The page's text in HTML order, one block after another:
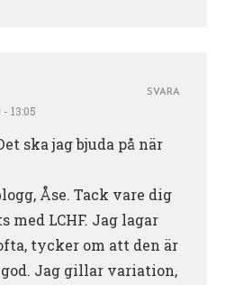
13:05
ska jag bjuda på när
Åse. Tack vare dig
med LCHF. Jag lagar
tycker om att den är
Jag gillar variation,
SVARA